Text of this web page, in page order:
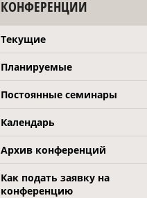
КОНФЕРЕНЦИИ
Текущие
Планируемые
Постоянные семинары
Календарь
Архив конференций
Как подать заявку на
конференцию